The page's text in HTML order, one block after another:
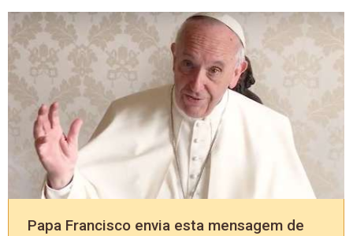
Papa Francisco envia esta mensagem de